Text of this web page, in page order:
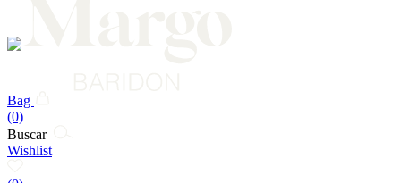
Bag
(0)
Buscar
Wishlist